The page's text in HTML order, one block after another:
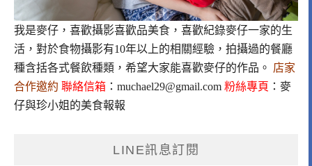
我是麥仔，喜歡攝影喜歡品美食，喜歡紀錄麥仔一家的生
活，對於食物攝影有10年以上的相關經驗，拍攝過的餐廳
種含括各式餐飲種類，希望大家能喜歡麥仔的作品。 店家
合作邀約 聯絡信箱 ： muchael29@gmail.com 粉絲專頁 ： 麥
仔與珍小姐的美食報報
LINE訊息訂閱